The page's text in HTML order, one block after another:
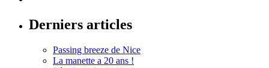
Derniers articles
Passing breeze de Nice
La manette a 20 ans !